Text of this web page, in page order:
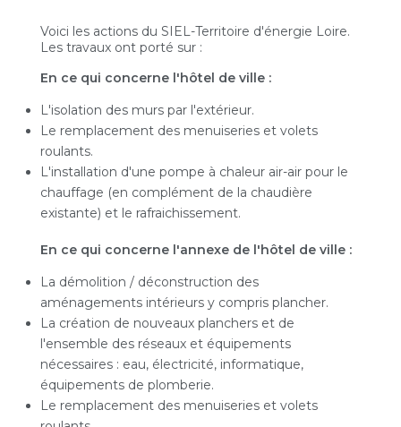
Voici les actions du SIEL-Territoire d'énergie Loire.
Les travaux ont porté sur :
En ce qui concerne l'hôtel de ville :
L'isolation des murs par l'extérieur.
Le remplacement des menuiseries et volets
roulants.
L'installation d'une pompe à chaleur air-air pour le
chauffage (en complément de la chaudière
existante) et le rafraichissement.
En ce qui concerne l'annexe de l'hôtel de ville :
La démolition / déconstruction des
aménagements intérieurs y compris plancher.
La création de nouveaux planchers et de
l'ensemble des réseaux et équipements
nécessaires : eau, électricité, informatique,
équipements de plomberie.
Le remplacement des menuiseries et volets